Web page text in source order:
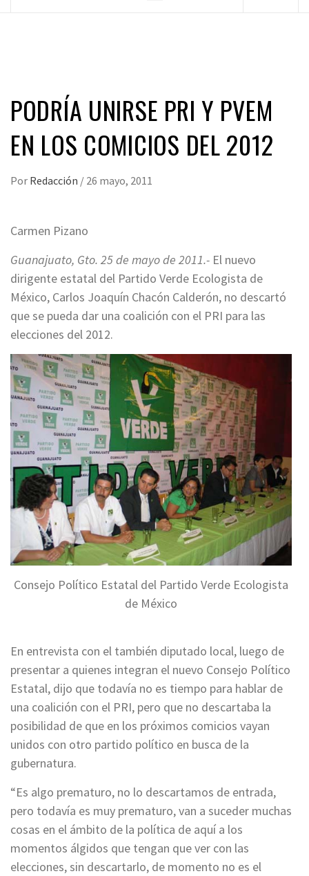
PODRÍA UNIRSE PRI Y PVEM
EN LOS COMICIOS DEL 2012
Por Redacción / 26 mayo, 2011
Carmen Pizano
Guanajuato, Gto. 25 de mayo de 2011.- El nuevo
dirigente estatal del Partido Verde Ecologista de
México, Carlos Joaquín Chacón Calderón, no descartó
que se pueda dar una coalición con el PRI para las
elecciones del 2012.
Consejo Político Estatal del Partido Verde Ecologista
de México
En entrevista con el también diputado local, luego de
presentar a quienes integran el nuevo Consejo Político
Estatal, dijo que todavía no es tiempo para hablar de
una coalición con el PRI, pero que no descartaba la
posibilidad de que en los próximos comicios vayan
unidos con otro partido político en busca de la
gubernatura.
“Es algo prematuro, no lo descartamos de entrada,
pero todavía es muy prematuro, van a suceder muchas
cosas en el ámbito de la política de aquí a los
momentos álgidos que tengan que ver con las
elecciones, sin descartarlo, de momento no es el